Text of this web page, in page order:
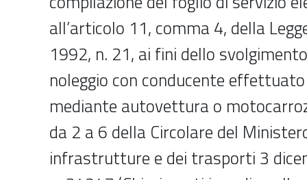
all’articolo 11, comma 4, della
1992, n. 21, ai fini dello
noleggio con conducente
mediante autovettura o
da 2 a 6 della Circolare del
infrastrutture e dei trasporti 3